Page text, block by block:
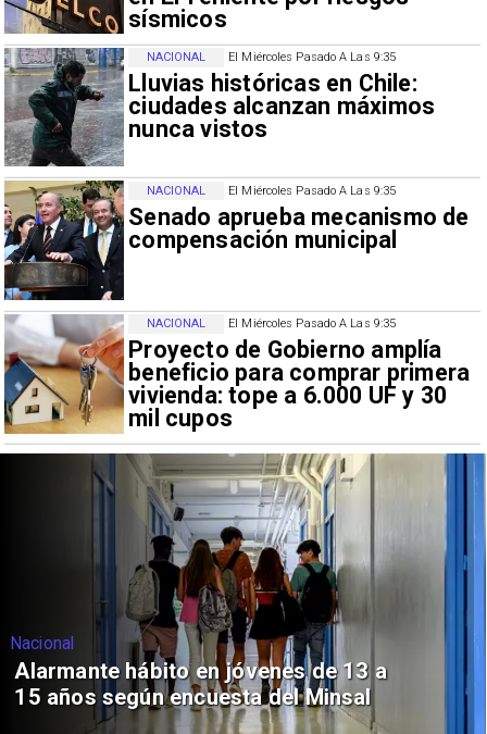
sísmicos
El Miércoles Pasado A Las 9:35
Lluvias históricas en Chile:
ciudades alcanzan máximos
nunca vistos
NACIONAL
El Miércoles Pasado A Las 9:35
Senado aprueba mecanismo de
compensación municipal
NACIONAL
El Miércoles Pasado A Las 9:35
Proyecto de Gobierno amplía
beneficio para comprar primera
vivienda: tope a 6.000 UF y 30
mil cupos
NACIONAL
Nacional
Alarmante hábito en jóvenes de 13 a
15 años según encuesta del Minsal